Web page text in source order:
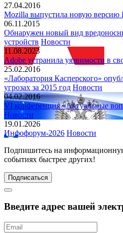
27.04.2016
Mozilla выпустила новую версию
06.11.2015
Обнаружен новый вид
устройств Новости
11.08.2023
Adobe устранила уязвимости в
25.02.2016
«Лаборатория Касперского»
угрозах за 2015 год Новости
04.02.2016
VI конференция «Актуальные
Новости
19.01.2026
Инфофорум-2026 Новости
Подпишитесь на
событиях быстрее других!
Подписаться
Введите адрес вашей